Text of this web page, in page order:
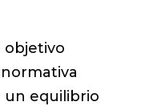
objetivo
equilibrio